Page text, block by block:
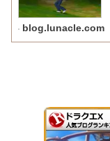
blog.lunacle.com